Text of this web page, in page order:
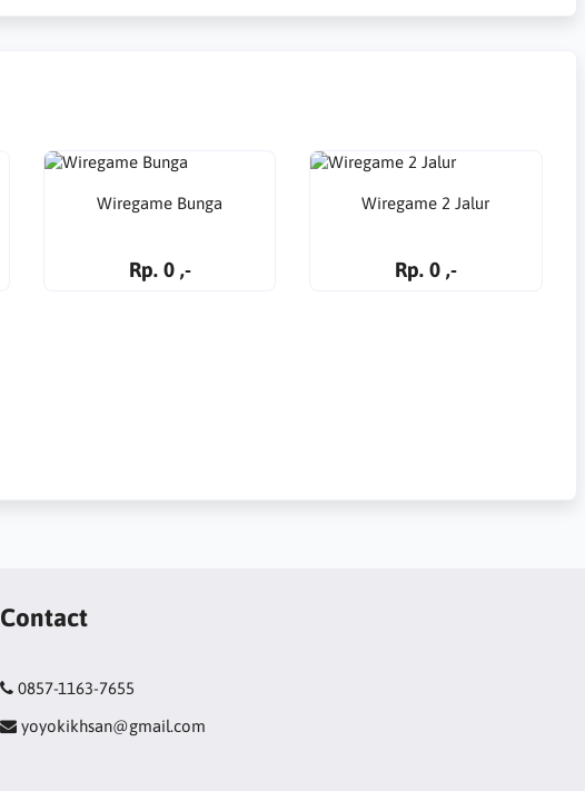
Wiregame Bunga
Rp. 0 ,-
Wiregame 2 Jalur
Rp. 0 ,-
Contact
0857-1163-7655
yoyokikhsan@gmail.com